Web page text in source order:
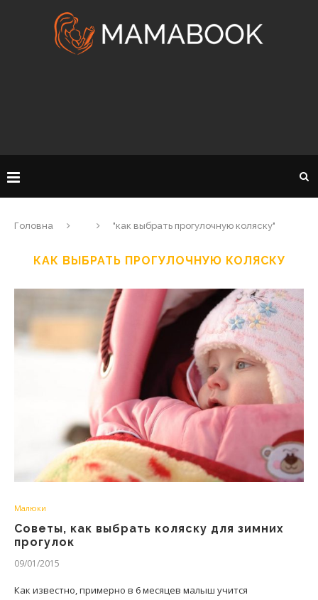
Головна "как выбрать прогулочную коляску"
КАК ВЫБРАТЬ ПРОГУЛОЧНУЮ КОЛЯСКУ
Малюки
Советы, как выбрать коляску для зимних
прогулок
09/01/2015
Как известно, примерно в 6 месяцев малыш учится